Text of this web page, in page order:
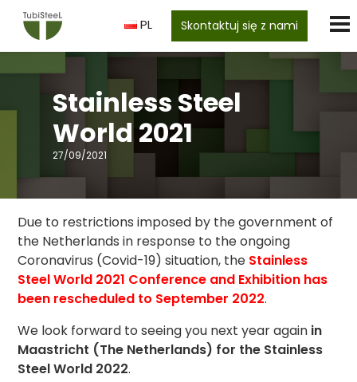
PL Skontaktuj się z nami
Stainless Steel
World 2021
27/09/2021
Due to restrictions imposed by the government of
the Netherlands in response to the ongoing
Coronavirus (Covid-19) situation, the Stainless
Steel World 2021 Conference and Exhibition has
been rescheduled to September 2022.
We look forward to seeing you next year again in
Maastricht (The Netherlands) for the Stainless
Steel World 2022.